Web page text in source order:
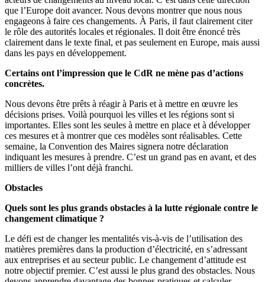
que l’Europe doit avancer. Nous devons montrer que nous nous
engageons à faire ces changements. À Paris, il faut clairement citer
le rôle des autorités locales et régionales. Il doit être énoncé très
clairement dans le texte final, et pas seulement en Europe, mais aussi
dans les pays en développement.
Certains ont l’impression que le CdR ne mène pas d’actions
concrètes.
Nous devons être prêts à réagir à Paris et à mettre en œuvre les
décisions prises. Voilà pourquoi les villes et les régions sont si
importantes. Elles sont les seules à mettre en place et à développer
ces mesures et à montrer que ces modèles sont réalisables. Cette
semaine, la Convention des Maires signera notre déclaration
indiquant les mesures à prendre. C’est un grand pas en avant, et des
milliers de villes l’ont déjà franchi.
Obstacles
Quels sont les plus grands obstacles à la lutte régionale contre le
changement climatique ?
Le défi est de changer les mentalités vis-à-vis de l’utilisation des
matières premières dans la production d’électricité, en s’adressant
aux entreprises et au secteur public. Le changement d’attitude est
notre objectif premier. C’est aussi le plus grand des obstacles. Nous